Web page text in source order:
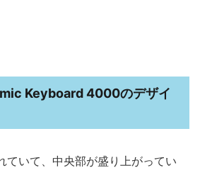
Keyboard 4000のデザイ
ていて、中央部が盛り上がってい